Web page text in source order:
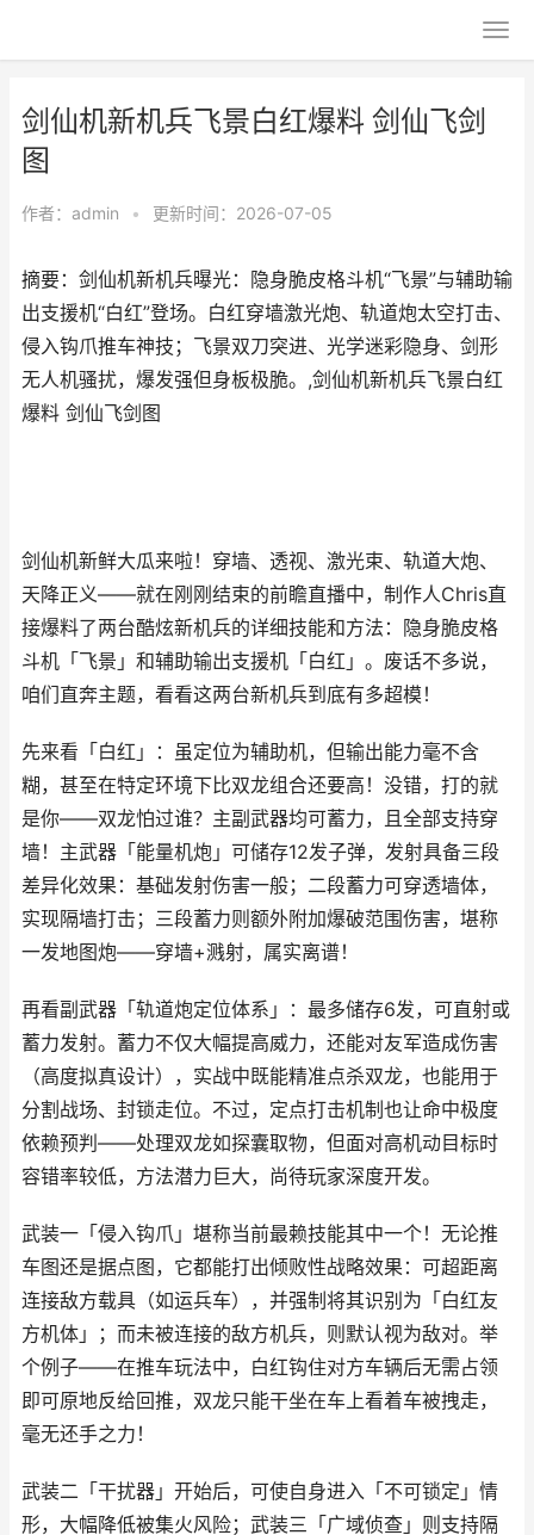
剑仙机新机兵飞景白红爆料 剑仙飞剑
图
作者： admin • 更新时间：2026-07-05
摘要：剑仙机新机兵曝光：隐身脆皮格斗机“飞景”与辅助输
出支援机“白红”登场。白红穿墙激光炮、轨道炮太空打击、
侵入钩爪推车神技；飞景双刀突进、光学迷彩隐身、剑形
无人机骚扰，爆发强但身板极脆。,剑仙机新机兵飞景白红
爆料 剑仙飞剑图
剑仙机新鲜大瓜来啦！穿墙、透视、激光束、轨道大炮、
天降正义——就在刚刚结束的前瞻直播中，制作人Chris直
接爆料了两台酷炫新机兵的详细技能和方法：隐身脆皮格
斗机「飞景」和辅助输出支援机「白红」。废话不多说，
咱们直奔主题，看看这两台新机兵到底有多超模！
先来看「白红」：虽定位为辅助机，但输出能力毫不含
糊，甚至在特定环境下比双龙组合还要高！没错，打的就
是你——双龙怕过谁？主副武器均可蓄力，且全部支持穿
墙！主武器「能量机炮」可储存12发子弹，发射具备三段
差异化效果：基础发射伤害一般；二段蓄力可穿透墙体，
实现隔墙打击；三段蓄力则额外附加爆破范围伤害，堪称
一发地图炮——穿墙+溅射，属实离谱！
再看副武器「轨道炮定位体系」：最多储存6发，可直射或
蓄力发射。蓄力不仅大幅提高威力，还能对友军造成伤害
（高度拟真设计），实战中既能精准点杀双龙，也能用于
分割战场、封锁走位。不过，定点打击机制也让命中极度
依赖预判——处理双龙如探囊取物，但面对高机动目标时
容错率较低，方法潜力巨大，尚待玩家深度开发。
武装一「侵入钩爪」堪称当前最赖技能其中一个！无论推
车图还是据点图，它都能打出倾败性战略效果：可超距离
连接敌方载具（如运兵车），并强制将其识别为「白红友
方机体」；而未被连接的敌方机兵，则默认视为敌对。举
个例子——在推车玩法中，白红钩住对方车辆后无需占领
即可原地反给回推，双龙只能干坐在车上看着车被拽走，
毫无还手之力！
武装二「干扰器」开始后，可使自身进入「不可锁定」情
形，大幅降低被集火风险；武装三「广域侦查」则支持隔